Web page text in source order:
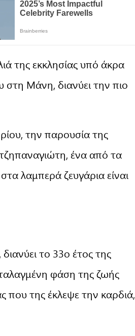
της εκκλησίας υπό άκρα
στη Μάνη, διανύει την πιο
την παρουσία της
ένα από τα
λαμπερά ζευγάρια είναι
το 33ο έτος της
φάση της ζωής
που της έκλεψε την καρδιά,